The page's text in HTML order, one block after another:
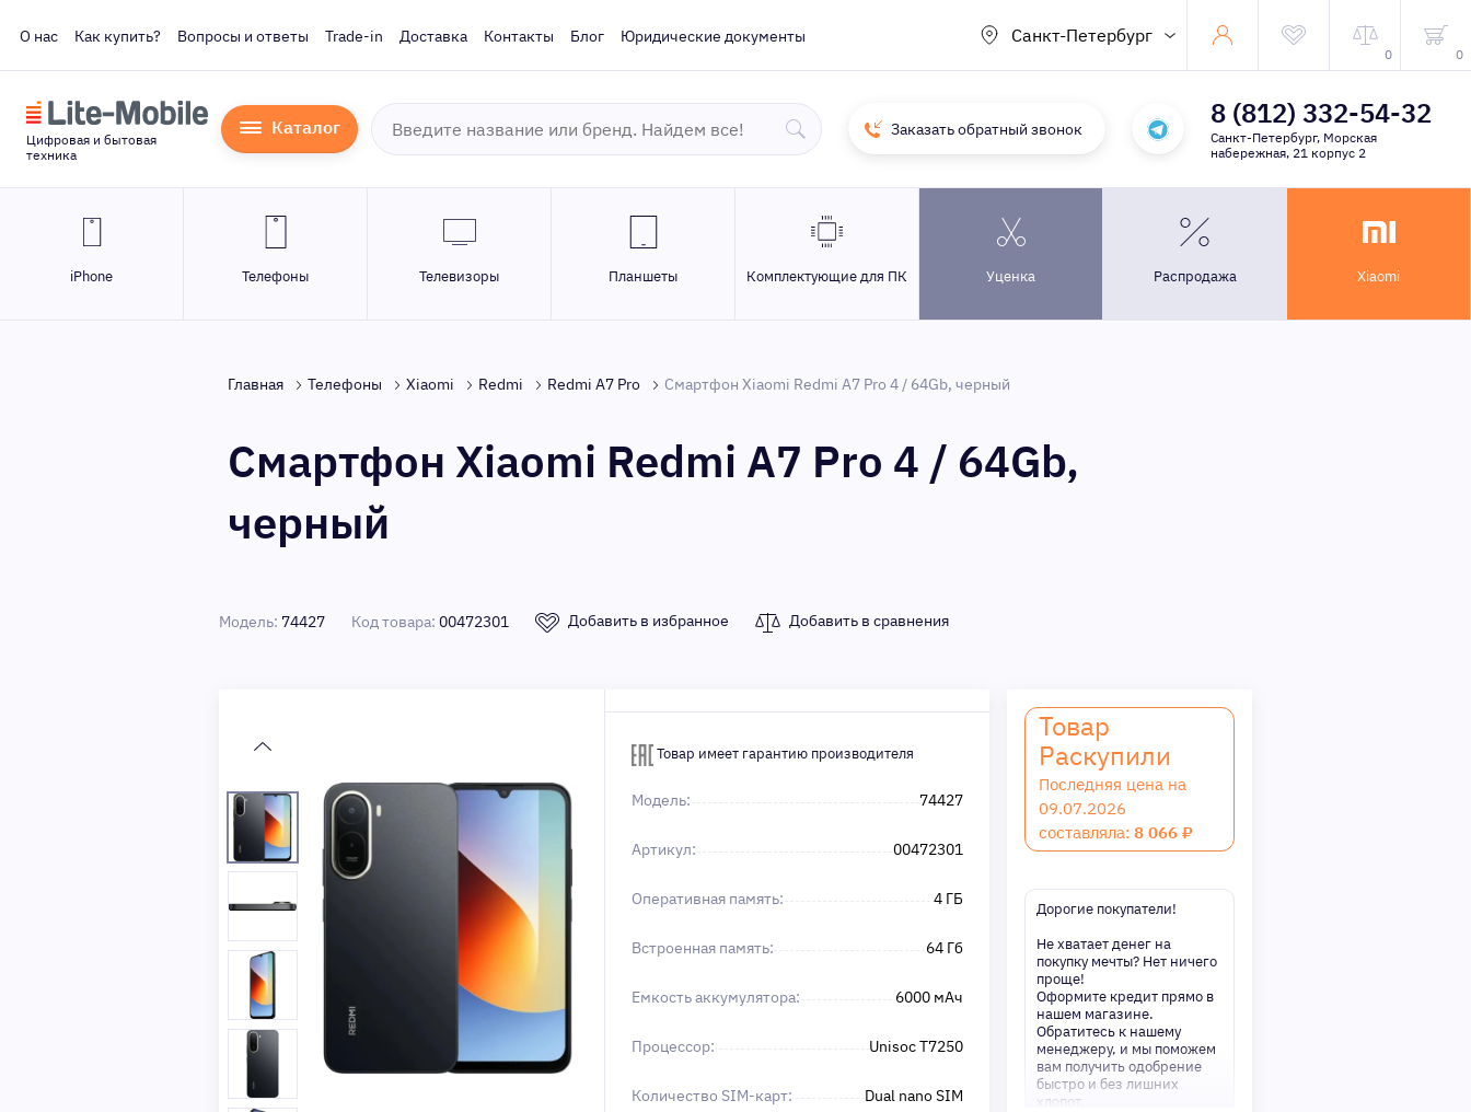
О нас Как купить? Вопросы и ответы Trade-in Доставка Контакты Блог Юридические документы Санкт-Петербург
0 0
Цифровая и бытовая
техника
Каталог Заказать обратный звонок 8 (812) 332-54-32
Санкт-Петербург, Морская
набережная, 21 корпус 2
iPhone Телефоны Телевизоры Планшеты Комплектующие для ПК Уценка Распродажа Xiaomi
Главная Телефоны Xiaomi Redmi Redmi A7 Pro Смартфон Xiaomi Redmi A7 Pro 4 / 64Gb, черный
Смартфон Xiaomi Redmi A7 Pro 4 / 64Gb,
черный
Модель: 74427 Код товара: 00472301 Добавить в избранное Добавить в сравнения
Товар имеет гарантию производителя
Модель: 74427
Артикул: 00472301
Оперативная память: 4 ГБ
Встроенная память: 64 Гб
Емкость аккумулятора: 6000 мAч
Процессор: Unisoc T7250
Количество SIM-карт: Dual nano SIM
Товар
Раскупили
Последняя цена на
09.07.2026
составляла: 8 066 ₽
Дорогие покупатели!
Не хватает денег на
покупку мечты? Нет ничего
проще!
Оформите кредит прямо в
нашем магазине.
Обратитесь к нашему
менеджеру, и мы поможем
вам получить одобрение
быстро и без лишних
хлопот.